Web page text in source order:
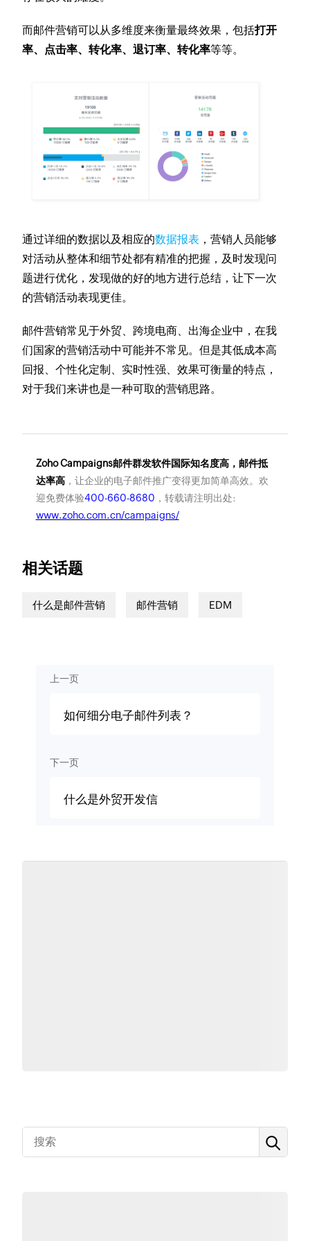
而邮件营销可以从多维度来衡量最终效果，包括打开
率、点击率、转化率、退订率、转化率等等。
通过详细的数据以及相应的数据报表 ，营销人员能够
对活动从整体和细节处都有精准的把握，及时发现问
题进行优化，发现做的好的地方进行总结，让下一次
的营销活动表现更佳。
邮件营销常见于外贸、跨境电商、出海企业中，在我
们国家的营销活动中可能并不常见。但是其低成本高
回报、个性化定制、实时性强、效果可衡量的特点，
对于我们来讲也是一种可取的营销思路。
Zoho Campaigns邮件群发软件国际知名度高，邮件抵
达率高，让企业的电子邮件推广变得更加简单高效。欢
迎免费体验400-660-8680 ，转载请注明出处:
www.zoho.com.cn/campaigns/
相关话题
什么是邮件营销 邮件营销 EDM
上一页
如何细分电子邮件列表？
下一页
什么是外贸开发信